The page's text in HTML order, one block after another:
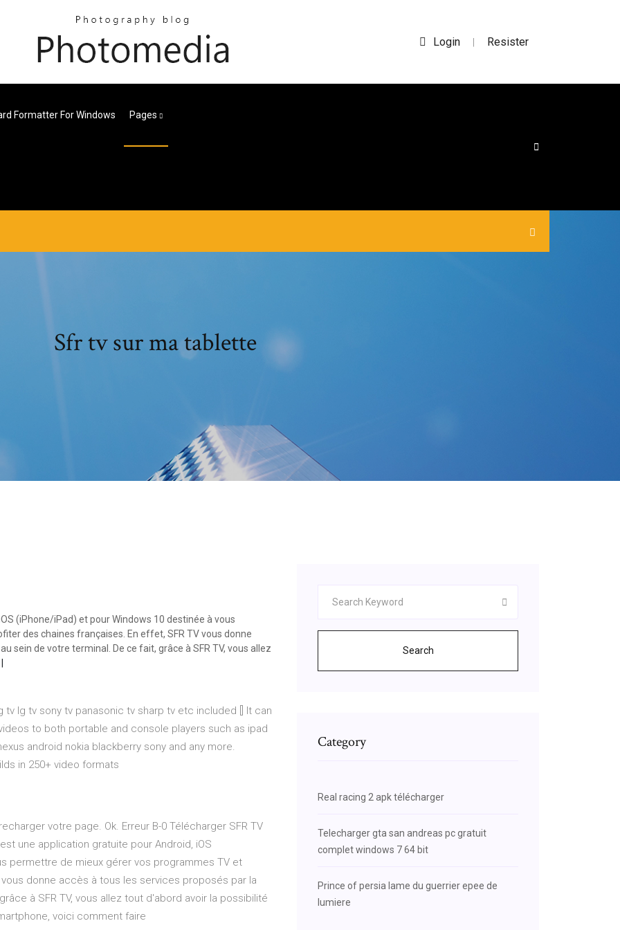
Login | Resister
Formatter For Windows Pages
Sfr tv sur ma tablette
(iPhone/iPad) et pour Windows 10 destinée à vous
des chaines françaises. En effet, SFR TV vous donne
sein de votre terminal. De ce fait, grâce à SFR TV, vous allez
lg tv sony tv panasonic tv sharp tv etc included [] It can
to both portable and console players such as ipad
android nokia blackberry sony and any more.
in 250+ video formats
votre page. Ok. Erreur B-0 Télécharger SFR TV
une application gratuite pour Android, iOS
permettre de mieux gérer vos programmes TV et
donne accès à tous les services proposés par la
à SFR TV, vous allez tout d'abord avoir la possibilité
voici comment faire
Search
Category
Real racing 2 apk télécharger
Telecharger gta san andreas pc gratuit
complet windows 7 64 bit
Prince of persia lame du guerrier epee de
lumiere